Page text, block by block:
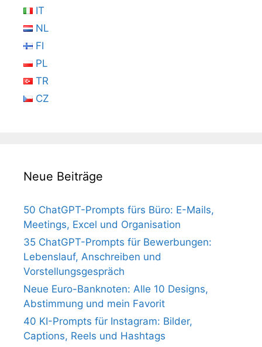
IT
NL
FI
PL
TR
CZ
Neue Beiträge
50 ChatGPT-Prompts fürs Büro: E-Mails,
Meetings, Excel und Organisation
35 ChatGPT-Prompts für Bewerbungen:
Lebenslauf, Anschreiben und
Vorstellungsgespräch
Neue Euro-Banknoten: Alle 10 Designs,
Abstimmung und mein Favorit
40 KI-Prompts für Instagram: Bilder,
Captions, Reels und Hashtags